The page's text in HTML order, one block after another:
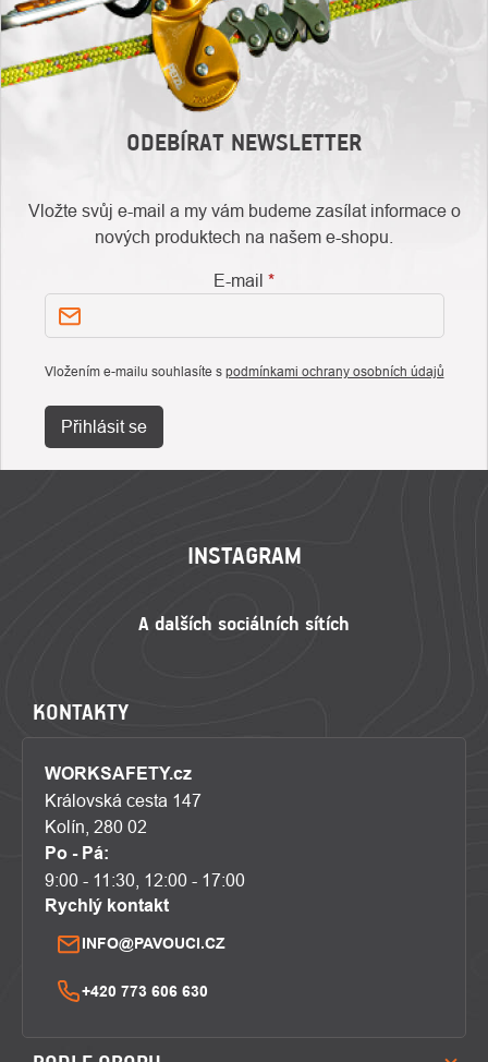
ODEBÍRAT NEWSLETTER
Vložte svůj e-mail a my vám budeme zasílat informace o
nových produktech na našem e-shopu.
E-mail
Vložením e-mailu souhlasíte s podmínkami ochrany osobních údajů
Přihlásit se
INSTAGRAM
KONTAKTY
WORKSAFETY.cz
Královská cesta 147
Kolín, 280 02
Po - Pá:
9:00 - 11:30, 12:00 - 17:00
Rychlý kontakt
INFO@PAVOUCI.CZ
+420 773 606 630